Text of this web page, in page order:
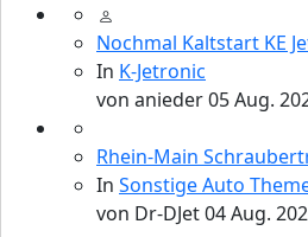
Nochmal Kaltstart KE
In K-Jetronic
von anieder05 Aug.
Rhein-Main
In Sonstige Auto
von Dr-DJet04 Aug.